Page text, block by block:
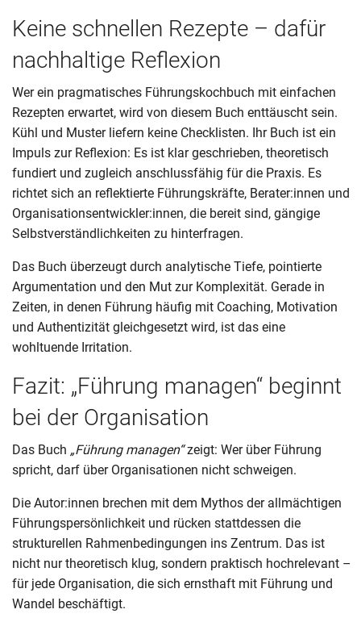
Keine schnellen Rezepte – dafür
nachhaltige Reflexion
Wer ein pragmatisches Führungskochbuch mit einfachen
Rezepten erwartet, wird von diesem Buch enttäuscht sein.
Kühl und Muster liefern keine Checklisten. Ihr Buch ist ein
Impuls zur Reflexion: Es ist klar geschrieben, theoretisch
fundiert und zugleich anschlussfähig für die Praxis. Es
richtet sich an reflektierte Führungskräfte, Berater:innen und
Organisationsentwickler:innen, die bereit sind, gängige
Selbstverständlichkeiten zu hinterfragen.
Das Buch überzeugt durch analytische Tiefe, pointierte
Argumentation und den Mut zur Komplexität. Gerade in
Zeiten, in denen Führung häufig mit Coaching, Motivation
und Authentizität gleichgesetzt wird, ist das eine
wohltuende Irritation.
Fazit: „Führung managen“ beginnt
bei der Organisation
Das Buch „Führung managen“zeigt: Wer über Führung
spricht, darf über Organisationen nicht schweigen.
Die Autor:innen brechen mit dem Mythos der allmächtigen
Führungspersönlichkeit und rücken stattdessen die
strukturellen Rahmenbedingungen ins Zentrum. Das ist
nicht nur theoretisch klug, sondern praktisch hochrelevant –
für jede Organisation, die sich ernsthaft mit Führung und
Wandel beschäftigt.